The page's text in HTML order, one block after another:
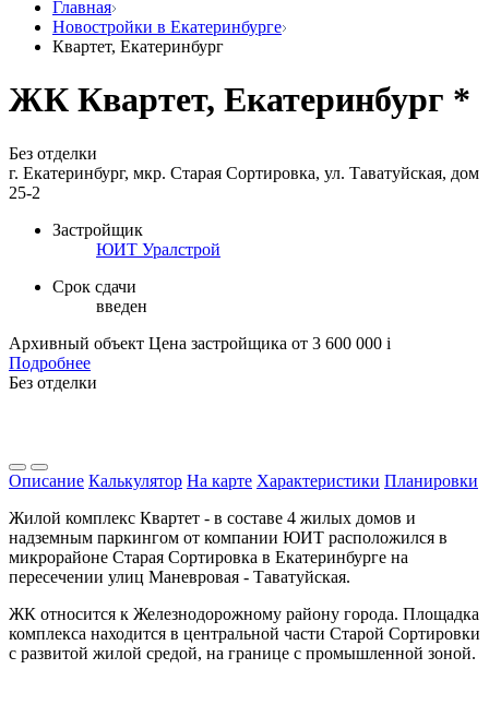
Главная
Новостройки в Екатеринбурге
Квартет, Екатеринбург
ЖК Квартет, Екатеринбург *
Без отделки
г. Екатеринбург, мкр. Старая Сортировка, ул. Таватуйская, дом
25-2
Застройщик
ЮИТ Уралстрой
Срок сдачи
введен
Архивный объект Цена застройщика от 3 600 000 i
Подробнее
Без отделки
Описание Калькулятор На карте Характеристики Планировки
Жилой комплекс Квартет - в составе 4 жилых домов и
надземным паркингом от компании ЮИТ расположился в
микрорайоне Старая Сортировка в Екатеринбурге на
пересечении улиц Маневровая - Таватуйская.
ЖК относится к Железнодорожному району города. Площадка
комплекса находится в центральной части Старой Сортировки
с развитой жилой средой, на границе с промышленной зоной.